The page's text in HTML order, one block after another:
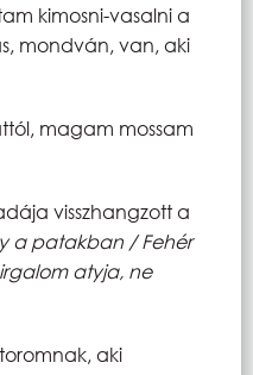
kimosni-vasalni a
mondván, van, aki
magam mossam
visszhangzott a
a patakban / Fehér
atyja, ne
aki